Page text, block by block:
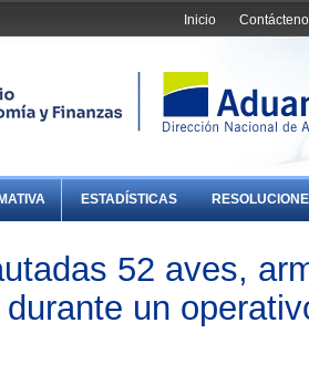
Inicio
ESTADÍSTICAS
52 aves,
un